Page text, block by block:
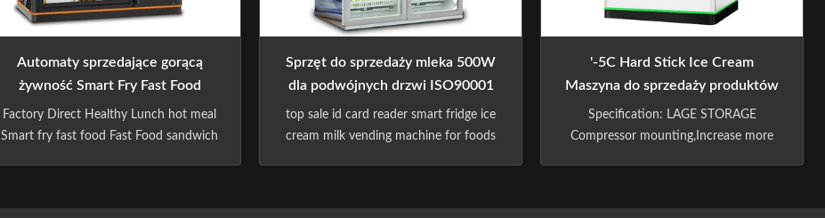
Automaty sprzedające gorącą
żywność Smart Fry Fast Food
Sandwich z 27-calowym ekranem
Factory Direct Healthy Lunch hot meal
Smart fry fast food Fast Food sandwich
Sprzęt do sprzedaży mleka 500W
dla podwójnych drzwi ISO90001
zatwierdzony
top sale id card reader smart fridge ice
cream milk vending machine for foods
'-5C Hard Stick Ice Cream
Maszyna do sprzedaży produktów
spożywczych z windą
Specification: LAGE STORAGE
Compressor mounting,Increase more